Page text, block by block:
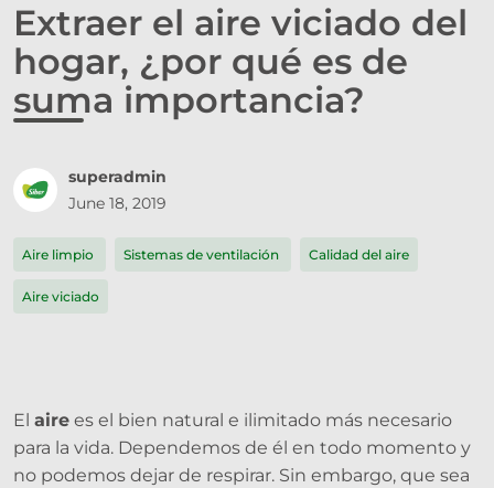
Extraer el aire viciado del
hogar, ¿por qué es de
suma importancia?
superadmin
June 18, 2019
Aire limpio Sistemas de ventilación Calidad del aire
Aire viciado
El aire es el bien natural e ilimitado más necesario
para la vida. Dependemos de él en todo momento y
no podemos dejar de respirar. Sin embargo, que sea